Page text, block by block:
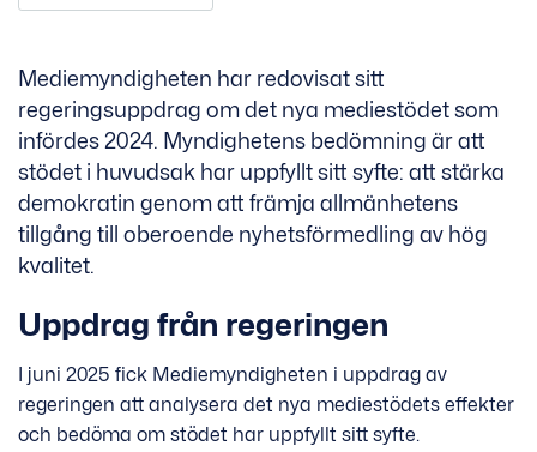
Mediemyndigheten har redovisat sitt
regeringsuppdrag om det nya mediestödet som
infördes 2024. Myndighetens bedömning är att
stödet i huvudsak har uppfyllt sitt syfte: att stärka
demokratin genom att främja allmänhetens
tillgång till oberoende nyhetsförmedling av hög
kvalitet.
Uppdrag från regeringen
I juni 2025 fick Mediemyndigheten i uppdrag av
regeringen att analysera det nya mediestödets effekter
och bedöma om stödet har uppfyllt sitt syfte.